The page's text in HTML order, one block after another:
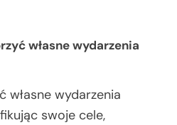
własne wydarzenia
wydarzenia
swoje cele,